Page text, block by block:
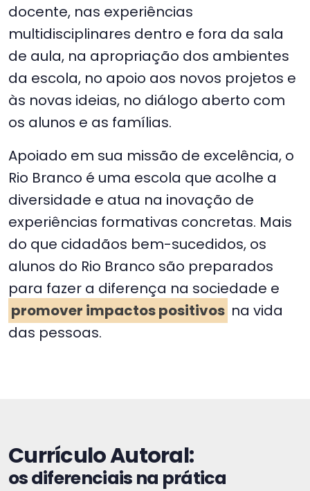
docente, nas experiências
multidisciplinares dentro e fora da sala
de aula, na apropriação dos ambientes
da escola, no apoio aos novos projetos e
às novas ideias, no diálogo aberto com
os alunos e as famílias.
Apoiado em sua missão de excelência, o
Rio Branco é uma escola que acolhe a
diversidade e atua na inovação de
experiências formativas concretas. Mais
do que cidadãos bem-sucedidos, os
alunos do Rio Branco são preparados
para fazer a diferença na sociedade e
promover impactos positivos na vida
das pessoas.
Currículo Autoral:
os diferenciais na prática